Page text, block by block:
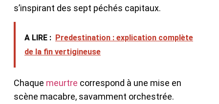
s’inspirant des sept péchés capitaux.
A LIRE : Predestination : explication complète
de la fin vertigineuse
Chaque meurtre correspond à une mise en
scène macabre, savamment orchestrée.